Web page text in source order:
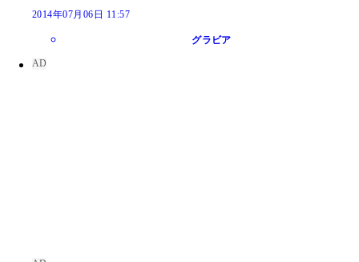
2014年07月06日 11:57
グラビア